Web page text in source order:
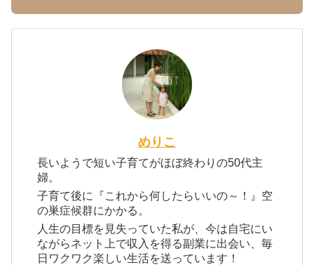
めりこ
長いようで短い子育てがほぼ終わりの50代主
婦。
子育て後に『これから何したらいいの～！』空
の巣症候群にかかる。
人生の目標を見失っていた私が、今は自宅にい
ながらネット上で収入を得る副業に出会い、毎
日ワクワク楽しい生活を送っています！